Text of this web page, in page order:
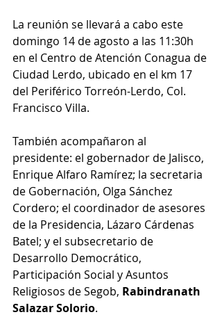
La reunión se llevará a cabo este
domingo 14 de agosto a las 11:30h
en el Centro de Atención Conagua de
Ciudad Lerdo, ubicado en el km 17
del Periférico Torreón-Lerdo, Col.
Francisco Villa.
También acompañaron al
presidente: el gobernador de Jalisco,
Enrique Alfaro Ramírez; la secretaria
de Gobernación, Olga Sánchez
Cordero; el coordinador de asesores
de la Presidencia, Lázaro Cárdenas
Batel; y el subsecretario de
Desarrollo Democrático,
Participación Social y Asuntos
Religiosos de Segob, Rabindranath
Salazar Solorio.